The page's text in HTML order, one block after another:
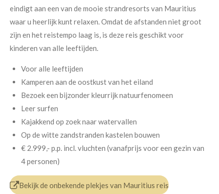
eindigt aan een van de mooie strandresorts van Mauritius
waar u heerlijk kunt relaxen. Omdat de afstanden niet groot
zijn en het reistempo laag is, is deze reis geschikt voor
kinderen van alle leeftijden.
Voor alle leeftijden
Kamperen aan de oostkust van het eiland
Bezoek een bijzonder kleurrijk natuurfenomeen
Leer surfen
Kajakkend op zoek naar watervallen
Op de witte zandstranden kastelen bouwen
€ 2.999,- p.p.incl. vluchten (vanafprijs voor een gezin van
4 personen)
Bekijk de onbekende plekjes van Mauritius reis